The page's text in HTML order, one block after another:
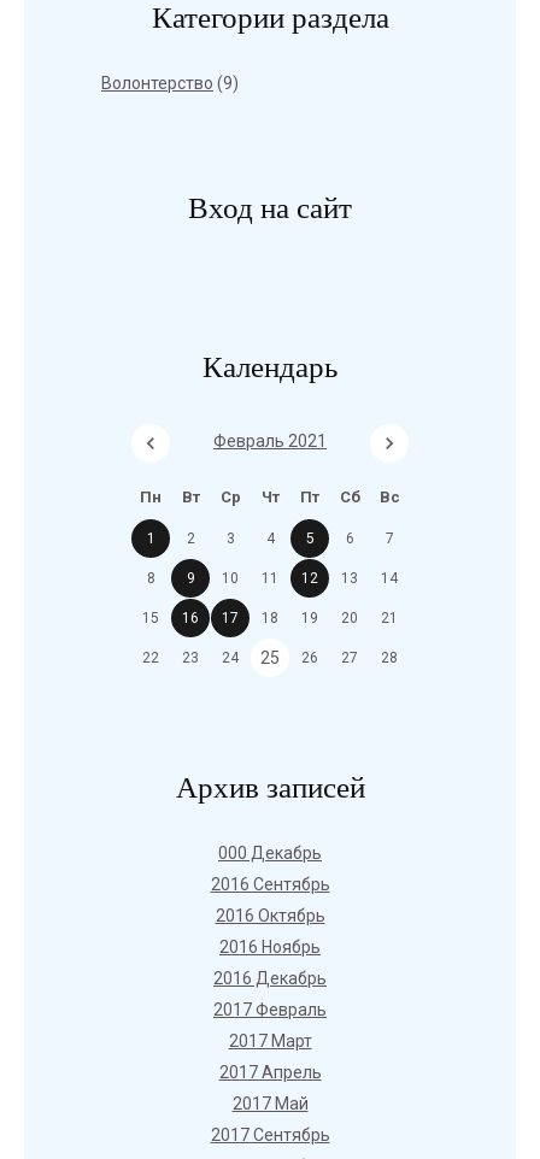
Категории раздела
Волонтерство (9)
Вход на сайт
Календарь
Февраль 2021
Пн Вт Ср Чт Пт Сб Вс
1 2 3 4 5 6 7
8 9 10 11 12 13 14
15 16 17 18 19 20 21
22 23 24 25 26 27 28
Архив записей
000 Декабрь
2016 Сентябрь
2016 Октябрь
2016 Ноябрь
2016 Декабрь
2017 Февраль
2017 Март
2017 Апрель
2017 Май
2017 Сентябрь